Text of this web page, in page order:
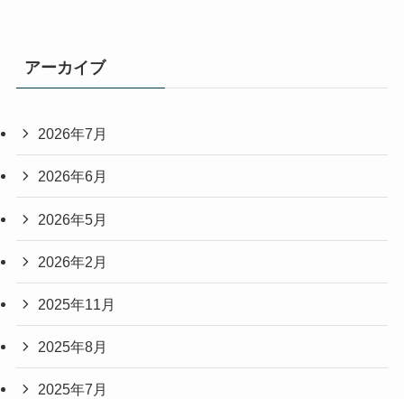
アーカイブ
2026年7月
2026年6月
2026年5月
2026年2月
2025年11月
2025年8月
2025年7月